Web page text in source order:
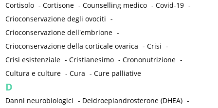
Cortisolo -Cortisone -Counselling medico -Covid-19 -
Crioconservazione degli ovociti -
Crioconservazione dell'embrione -
Crioconservazione della corticale ovarica -Crisi -
Crisi esistenziale -Cristianesimo -Crononutrizione -
Cultura e culture -Cura -Cure palliative
D
Danni neurobiologici - Deidroepiandrosterone (DHEA) -